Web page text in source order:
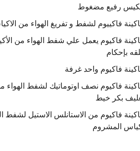
رفيع مضغوط
فاكييوم لشفط و تفريغ الهواء من
فاكيوم يعمل علي شفط الهواء من
بإحكام
فاكيوم واحد غرفة
فاكيوم نصف اوتوماتيك لشفط الهواء
بكر خيط
فاكيوم من الاستانلس الاستيل لشفط
المشروم